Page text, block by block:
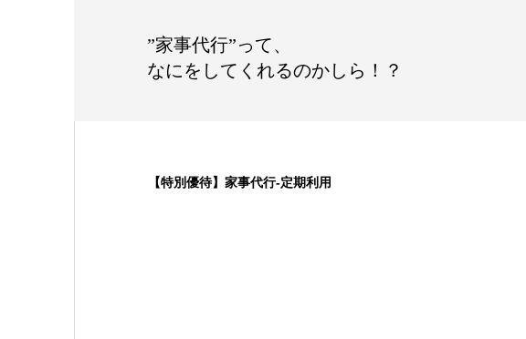
”家事代行”って、
なにをしてくれるのかしら！？
【特別優待】家事代行-定期利用